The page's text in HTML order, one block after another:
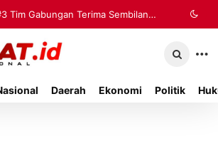
Tim Gabungan Terima Sembilan
Evakuasi KM Mutiara Sentosa
Daerah Ekonomi Politik